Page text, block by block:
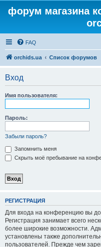
форум магазина
FAQ
orchids.ua Список форумов
Вход
Имя пользователя:
Пароль:
Забыли пароль?
Запомнить меня
Скрыть моё пребывание на
РЕГИСТРАЦИЯ
Для входа на конференцию вы
Регистрация занимает всего
более широкие возможности.
установлены также
пользователей. Прежде чем